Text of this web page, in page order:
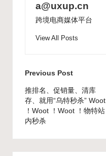
a@uxup.cn
跨境电商媒体平台
View All Posts
Post
navigation
Previous Post
推排名、促销量、清库
存、就用“乌特秒杀” Woot
！Woot ！Woot ！物特站
内秒杀